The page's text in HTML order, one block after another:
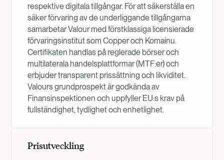
respektive digitala tillgångar. För att säkerställa en
säker förvaring av de underliggande tillgångarna
samarbetar Valour med förstklassiga licensierade
förvaringsinstitut som Copper och Komainu.
Certifikaten handlas på reglerade börser och
multilaterala handelsplattformar (MTF:er) och
erbjuder transparent prissättning och likviditet.
Valours grundprospekt är godkända av
Finansinspektionen och uppfyller EU:s krav på
fullständighet, tydlighet och enhetlighet.
Prisutveckling